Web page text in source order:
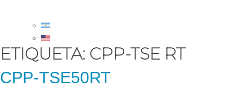
ETIQUETA: CPP-TSE RT
CPP-TSE50RT